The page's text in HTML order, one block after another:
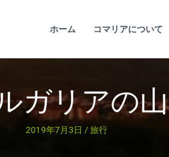
ホーム コマリアについて
ガリアの山
2019年7月3日 / 旅行